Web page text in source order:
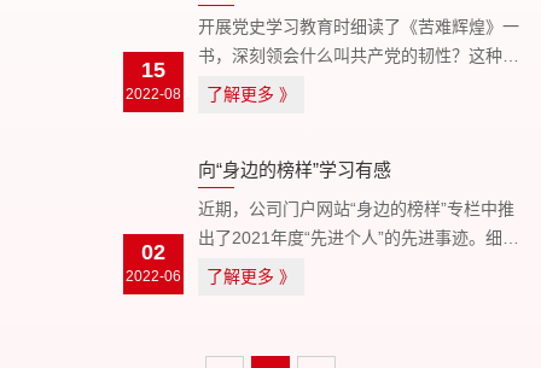
15
2022-08
开展党史学习教育时细读了《苦难辉煌》一
书，深刻领会什么叫共产党的韧性？这种韧
性又从何而来？从根本上是源于共产党人的
中国共产党人的革命为...
了解更多》
02
2022-06
向“身边的榜样”学习有感
近期，公司门户网站“身边的榜样”专栏中推
出了2021年度“先进个人”的先进事迹。细细
品读，颇受启发，深有感触。回首10年前，
司，甚至有人说局...
了解更多》